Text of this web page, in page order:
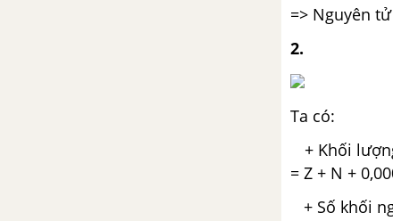
=> Nguyên
2.
Ta có:
+ Khối
= Z + N +
+ Số khối